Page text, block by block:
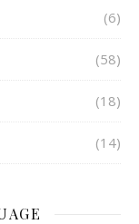
(6)
(58)
(18)
(14)